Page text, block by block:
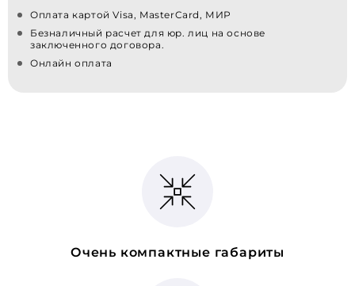
Оплата картой Visa, MasterCard, МИР
Безналичный расчет для юр. лиц на основе
заключенного договора.
Онлайн оплата
Очень компактные габариты